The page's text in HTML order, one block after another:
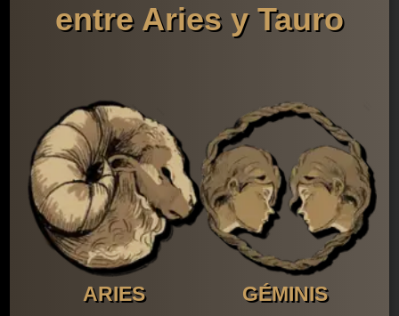
entre Aries y Tauro
ARIES GÉMINIS